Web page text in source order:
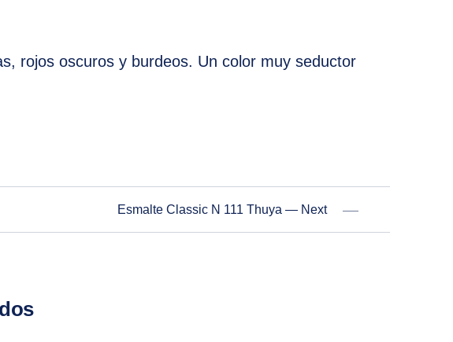
rojos oscuros y burdeos. Un color muy seductor
Esmalte Classic N 111 Thuya — Next